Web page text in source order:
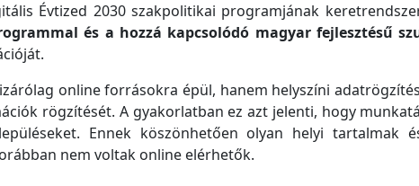
Évtized 2030 szakpolitikai programjának
és a hozzá kapcsolódó magyar fejlesztésű
online forrásokra épül, hanem helyszíni
rögzítését. A gyakorlatban ez azt jelenti, hogy
Ennek köszönhetően olyan helyi tartalmak
nem voltak online elérhetők.